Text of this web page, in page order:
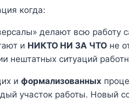
когда:
делают всю работу
и НИКТО НИ ЗА ЧТО не
нештатных ситуаций
и формализованных
участок работы. Новый